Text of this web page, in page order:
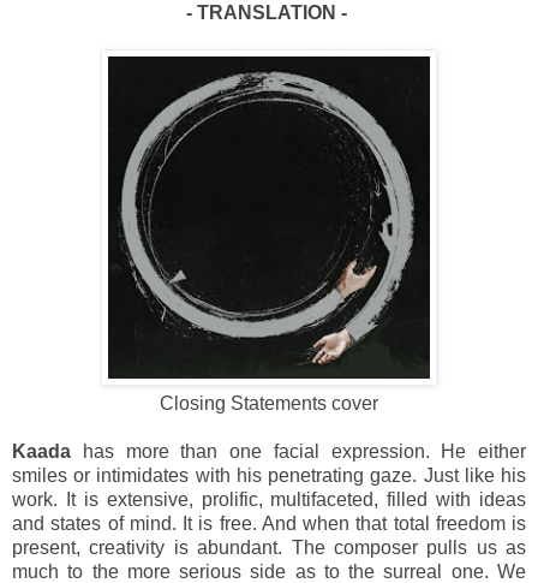
- TRANSLATION -
Closing Statements cover
Kaada has more than one facial expression. He either
smiles or intimidates with his penetrating gaze. Just like his
work. It is extensive, prolific, multifaceted, filled with ideas
and states of mind. It is free. And when that total freedom is
present, creativity is abundant. The composer pulls us as
much to the more serious side as to the surreal one. We